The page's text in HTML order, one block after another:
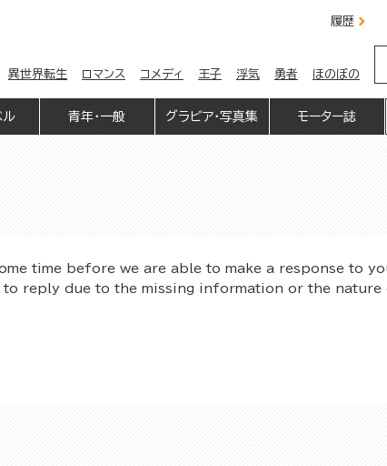
履歴
異世界転生 ロマンス コメディ 王子 浮気 勇者 ほのぼの
ル 青年・一般 グラビア・写真集 モーター誌
time before we are able to make a response to
reply due to the missing information or the